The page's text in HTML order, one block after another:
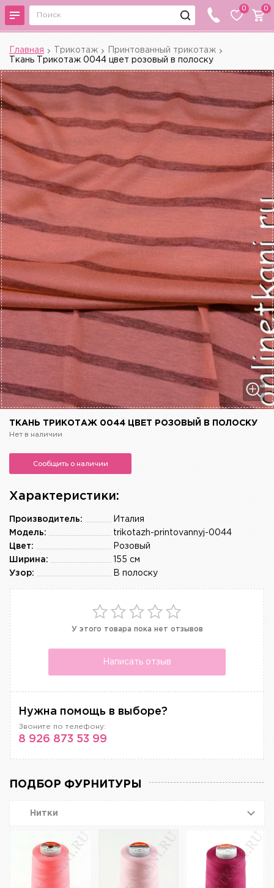
0 0
Главная Трикотаж
Принтованный трикотаж
Ткань Трикотаж 0044 цвет розовый в полоску
ТКАНЬ ТРИКОТАЖ 0044 ЦВЕТ РОЗОВЫЙ В ПОЛОСКУ
Нет в наличии
Сообщить о наличии
Характеристики:
Италия
Производитель:
trikotazh-printovannyj-0044
Модель:
Розовый
Цвет:
155 см
Ширина:
В полоску
Узор:
У этого товара пока нет отзывов
Написать отзыв
Нужна помощь в выборе?
Звоните по телефону:
8 926 873 53 99
ПОДБОР ФУРНИТУРЫ
Нитки